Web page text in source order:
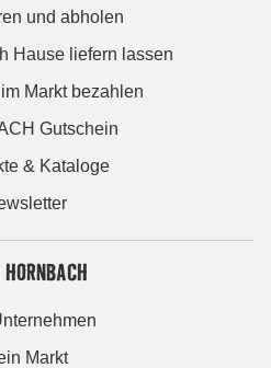
und abholen
Hause liefern lassen
Markt bezahlen
Gutschein
& Kataloge
Markt